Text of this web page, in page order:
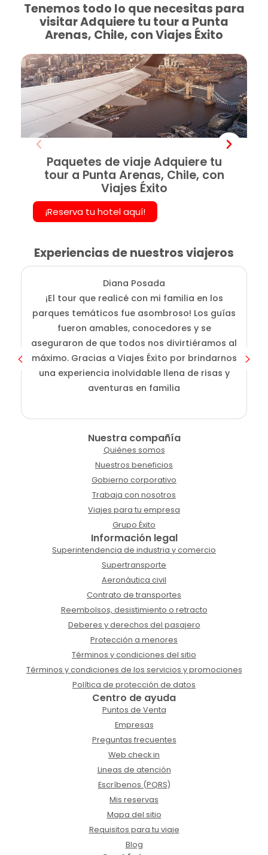
Tenemos todo lo que necesitas para
visitar Adquiere tu tour a Punta
Arenas, Chile, con Viajes Éxito
Paquetes de viaje Adquiere tu
tour a Punta Arenas, Chile, con
Viajes Éxito
¡Reserva tu hotel aquí!
Experiencias de nuestros viajeros
Diana Posada
¡El tour que realicé con mi familia en los
parques temáticos fue asombroso! Los guías
fueron amables, conocedores y se
aseguraron de que todos nos divirtiéramos al
máximo. Gracias a Viajes Éxito por brindarnos
una experiencia inolvidable llena de risas y
aventuras en familia
Nuestra compañía
Quiénes somos
Nuestros beneficios
Gobierno corporativo
Trabaja con nosotros
Viajes para tu empresa
Grupo Éxito
Información legal
Superintendencia de industria y comercio
Supertransporte
Aeronáutica civil
Contrato de transportes
Reembolsos, desistimiento o retracto
Deberes y derechos del pasajero
Protección a menores
Términos y condiciones del sitio
Términos y condiciones de los servicios y promociones
Política de protección de datos
Centro de ayuda
Puntos de Venta
Empresas
Preguntas frecuentes
Web check in
Lineas de atención
Escríbenos (PQRS)
Mis reservas
Mapa del sitio
Requisitos para tu viaje
Blog